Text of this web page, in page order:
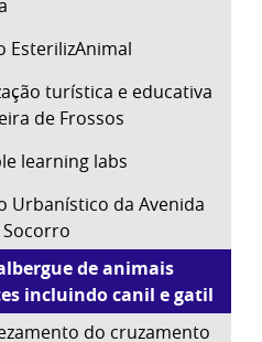
EsterilizAnimal
turística e educativa
de Frossos
learning labs
Urbanístico da Avenida
Socorro
de animais
incluindo canil e gatil
do cruzamento